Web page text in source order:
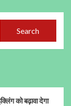
Search
को बढ़ावा देगा